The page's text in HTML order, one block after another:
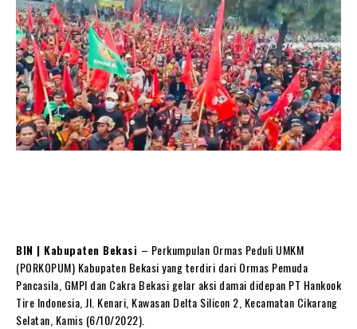
BIN | Kabupaten Bekasi – Perkumpulan Ormas Peduli UMKM
(PORKOPUM) Kabupaten Bekasi yang terdiri dari Ormas Pemuda
Pancasila, GMPI dan Cakra Bekasi gelar aksi damai didepan PT Hankook
Tire Indonesia, Jl. Kenari, Kawasan Delta Silicon 2, Kecamatan Cikarang
Selatan, Kamis (6/10/2022).